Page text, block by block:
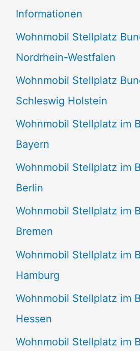
n
n
a
c
h
:
Informationen
Wohnmobil Stellplatz
Nordrhein-Westfalen
Wohnmobil Stellplatz
Schleswig Holstein
Wohnmobil Stellplatz im
Bayern
Wohnmobil Stellplatz im
Berlin
Wohnmobil Stellplatz im
Bremen
Wohnmobil Stellplatz im
Hamburg
Wohnmobil Stellplatz im
Hessen
Wohnmobil Stellplatz im